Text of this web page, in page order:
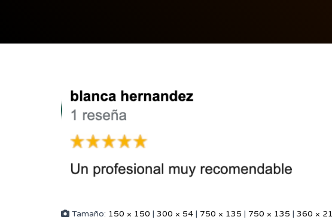
Tamaño: 150 × 150 | 300 × 54 | 750 × 135 | 750 × 135 | 360 ×